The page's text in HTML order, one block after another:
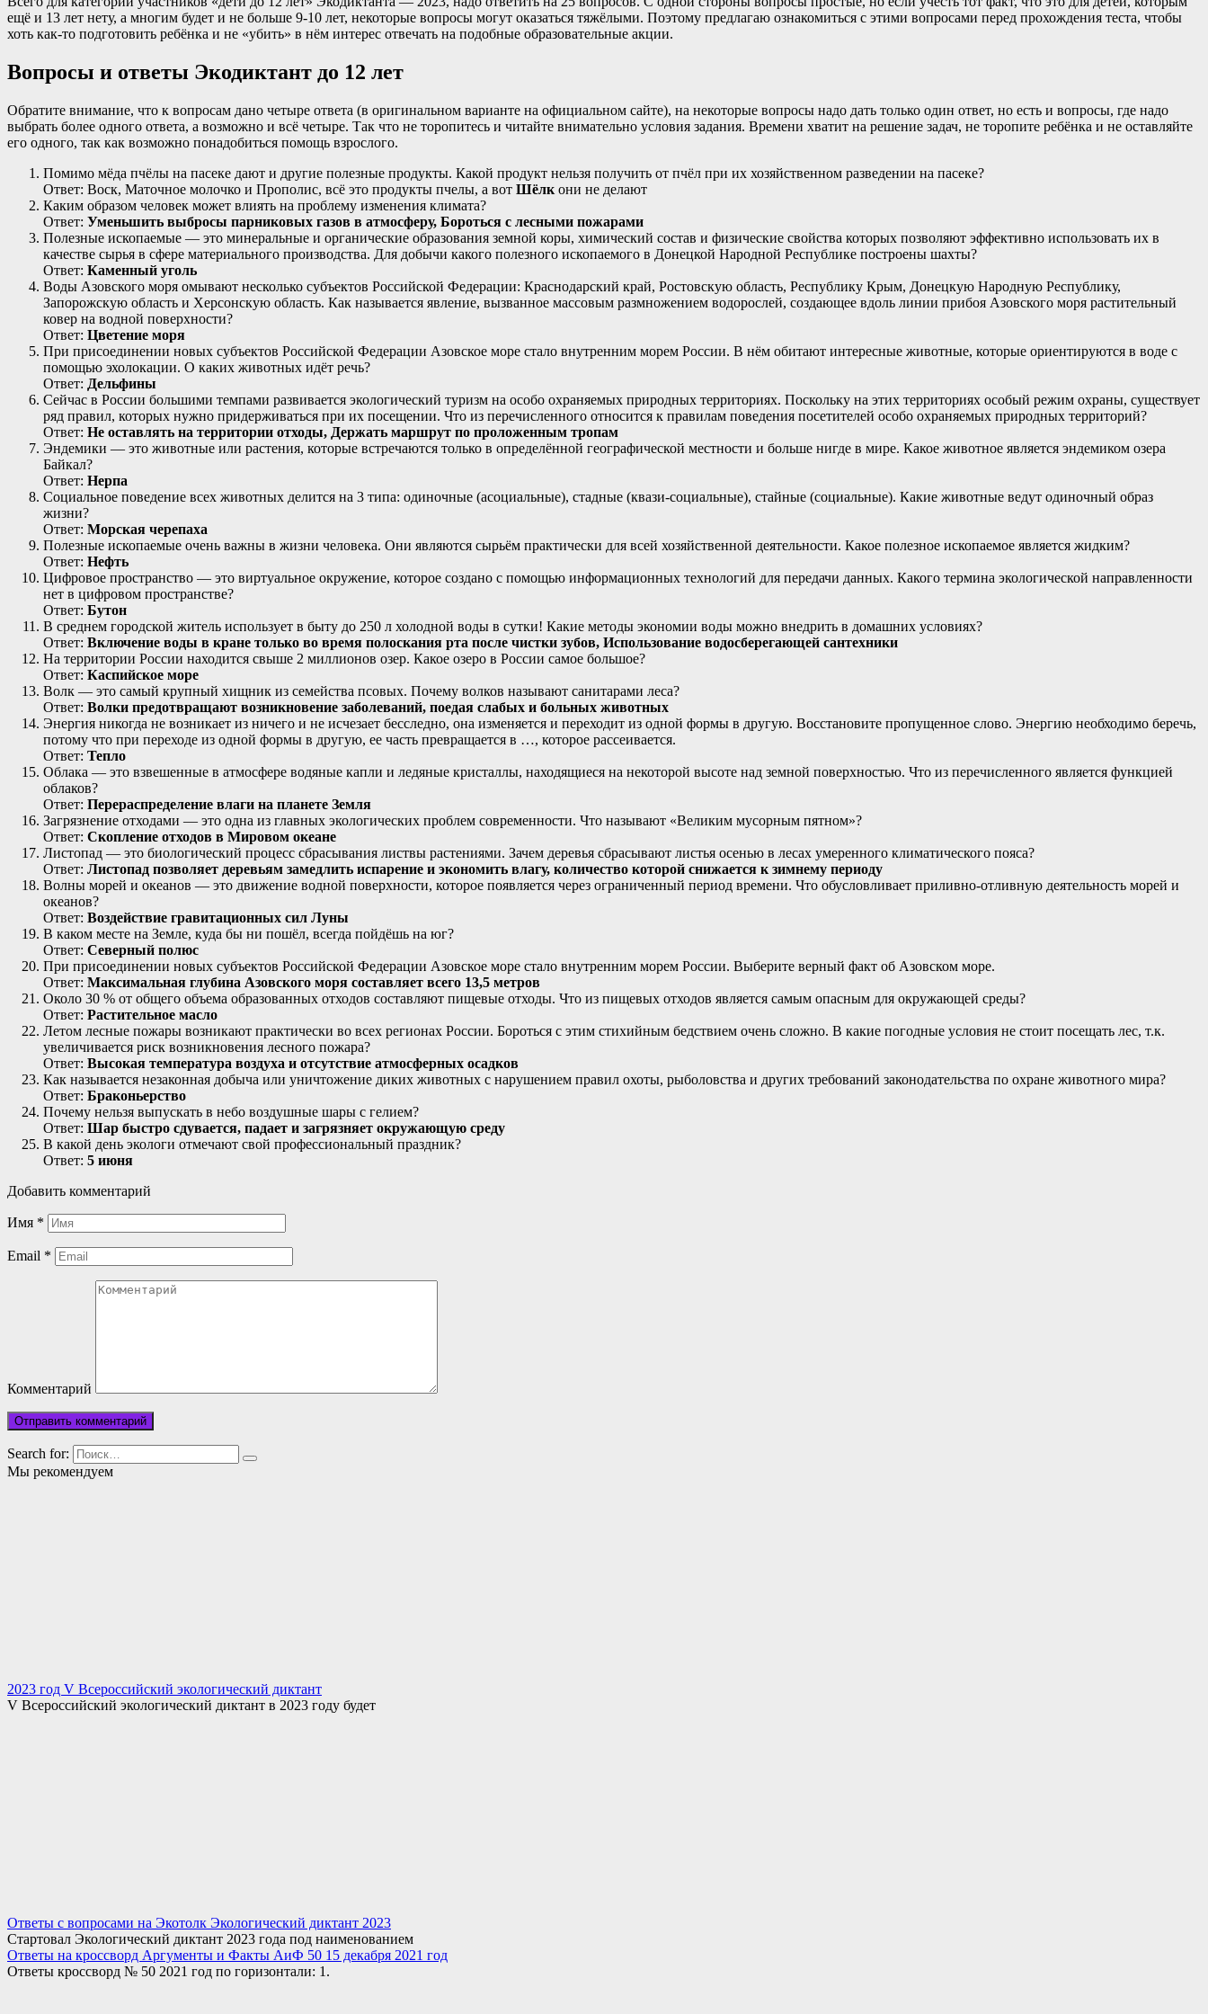
ещё и 13 лет нету, а многим будет и не больше 9-10 лет, некоторые вопросы могут оказаться тяжёлыми. Поэтому предлагаю ознакомиться с этими вопросами перед прохождения теста, чтобы
хоть как-то подготовить ребёнка и не «убить» в нём интерес отвечать на подобные образовательные акции.
Вопросы и ответы Экодиктант до 12 лет
Обратите внимание, что к вопросам дано четыре ответа (в оригинальном варианте на официальном сайте), на некоторые вопросы надо дать только один ответ, но есть и вопросы, где надо
выбрать более одного ответа, а возможно и всё четыре. Так что не торопитесь и читайте внимательно условия задания. Времени хватит на решение задач, не торопите ребёнка и не оставляйте
его одного, так как возможно понадобиться помощь взрослого.
Помимо мёда пчёлы на пасеке дают и другие полезные продукты. Какой продукт нельзя получить от пчёл при их хозяйственном разведении на пасеке?
Ответ: Воск, Маточное молочко и Прополис, всё это продукты пчелы, а вот Шёлк они не делают
Каким образом человек может влиять на проблему изменения климата?
Ответ: Уменьшить выбросы парниковых газов в атмосферу, Бороться с лесными пожарами
Полезные ископаемые — это минеральные и органические образования земной коры, химический состав и физические свойства которых позволяют эффективно использовать их в
качестве сырья в сфере материального производства. Для добычи какого полезного ископаемого в Донецкой Народной Республике построены шахты?
Ответ: Каменный уголь
Воды Азовского моря омывают несколько субъектов Российской Федерации: Краснодарский край, Ростовскую область, Республику Крым, Донецкую Народную Республику,
Запорожскую область и Херсонскую область. Как называется явление, вызванное массовым размножением водорослей, создающее вдоль линии прибоя Азовского моря растительный
ковер на водной поверхности?
Ответ: Цветение моря
При присоединении новых субъектов Российской Федерации Азовское море стало внутренним морем России. В нём обитают интересные животные, которые ориентируются в воде с
помощью эхолокации. О каких животных идёт речь?
Ответ: Дельфины
Сейчас в России большими темпами развивается экологический туризм на особо охраняемых природных территориях. Поскольку на этих территориях особый режим охраны, существует
ряд правил, которых нужно придерживаться при их посещении. Что из перечисленного относится к правилам поведения посетителей особо охраняемых природных территорий?
Ответ: Не оставлять на территории отходы, Держать маршрут по проложенным тропам
Эндемики — это животные или растения, которые встречаются только в определённой географической местности и больше нигде в мире. Какое животное является эндемиком озера
Байкал?
Ответ: Нерпа
Социальное поведение всех животных делится на 3 типа: одиночные (асоциальные), стадные (квази-социальные), стайные (социальные). Какие животные ведут одиночный образ
жизни?
Ответ: Морская черепаха
Полезные ископаемые очень важны в жизни человека. Они являются сырьём практически для всей хозяйственной деятельности. Какое полезное ископаемое является жидким?
Ответ: Нефть
Цифровое пространство — это виртуальное окружение, которое создано с помощью информационных технологий для передачи данных. Какого термина экологической направленности
нет в цифровом пространстве?
Ответ: Бутон
В среднем городской житель использует в быту до 250 л холодной воды в сутки! Какие методы экономии воды можно внедрить в домашних условиях?
Ответ: Включение воды в кране только во время полоскания рта после чистки зубов, Использование водосберегающей сантехники
На территории России находится свыше 2 миллионов озер. Какое озеро в России самое большое?
Ответ: Каспийское море
Волк — это самый крупный хищник из семейства псовых. Почему волков называют санитарами леса?
Ответ: Волки предотвращают возникновение заболеваний, поедая слабых и больных животных
Энергия никогда не возникает из ничего и не исчезает бесследно, она изменяется и переходит из одной формы в другую. Восстановите пропущенное слово. Энергию необходимо беречь,
потому что при переходе из одной формы в другую, ее часть превращается в …, которое рассеивается.
Ответ: Тепло
Облака — это взвешенные в атмосфере водяные капли и ледяные кристаллы, находящиеся на некоторой высоте над земной поверхностью. Что из перечисленного является функцией
облаков?
Ответ: Перераспределение влаги на планете Земля
Загрязнение отходами — это одна из главных экологических проблем современности. Что называют «Великим мусорным пятном»?
Ответ: Скопление отходов в Мировом океане
Листопад — это биологический процесс сбрасывания листвы растениями. Зачем деревья сбрасывают листья осенью в лесах умеренного климатического пояса?
Ответ: Листопад позволяет деревьям замедлить испарение и экономить влагу, количество которой снижается к зимнему периоду
Волны морей и океанов — это движение водной поверхности, которое появляется через ограниченный период времени. Что обусловливает приливно-отливную деятельность морей и
океанов?
Ответ: Воздействие гравитационных сил Луны
В каком месте на Земле, куда бы ни пошёл, всегда пойдёшь на юг?
Ответ: Северный полюс
При присоединении новых субъектов Российской Федерации Азовское море стало внутренним морем России. Выберите верный факт об Азовском море.
Ответ: Максимальная глубина Азовского моря составляет всего 13,5 метров
Около 30 % от общего объема образованных отходов составляют пищевые отходы. Что из пищевых отходов является самым опасным для окружающей среды?
Ответ: Растительное масло
Летом лесные пожары возникают практически во всех регионах России. Бороться с этим стихийным бедствием очень сложно. В какие погодные условия не стоит посещать лес, т.к.
увеличивается риск возникновения лесного пожара?
Ответ: Высокая температура воздуха и отсутствие атмосферных осадков
Как называется незаконная добыча или уничтожение диких животных с нарушением правил охоты, рыболовства и других требований законодательства по охране животного мира?
Ответ: Браконьерство
Почему нельзя выпускать в небо воздушные шары с гелием?
Ответ: Шар быстро сдувается, падает и загрязняет окружающую среду
В какой день экологи отмечают свой профессиональный праздник?
Ответ: 5 июня
Добавить комментарий
Имя *
Email *
Комментарий
Search for:
Мы рекомендуем
2023 год V Всероссийский экологический диктант
V Всероссийский экологический диктант в 2023 году будет
Ответы с вопросами на Экотолк Экологический диктант 2023
Стартовал Экологический диктант 2023 года под наименованием
Ответы на кроссворд Аргументы и Факты АиФ 50 15 декабря 2021 год
Ответы кроссворд № 50 2021 год по горизонтали: 1.